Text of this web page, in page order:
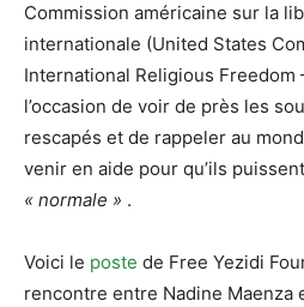
Commission américaine sur la
internationale (United States
International Religious Freedom
l’occasion de voir de près les
rescapés et de rappeler au
venir en aide pour qu’ils
« normale » .
Voici le poste de Free Yezidi
rencontre entre Nadine Maenza